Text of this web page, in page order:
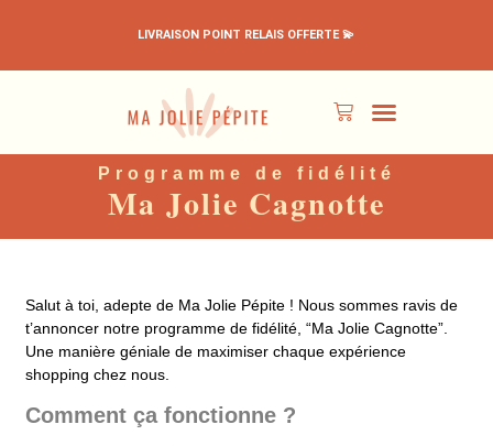
LIVRAISON POINT RELAIS OFFERTE 💫
Programme de fidélité
Ma Jolie Cagnotte
Salut à toi, adepte de Ma Jolie Pépite ! Nous sommes ravis de
t’annoncer notre programme de fidélité, “Ma Jolie Cagnotte”.
Une manière géniale de maximiser chaque expérience
shopping chez nous.
Comment ça fonctionne ?